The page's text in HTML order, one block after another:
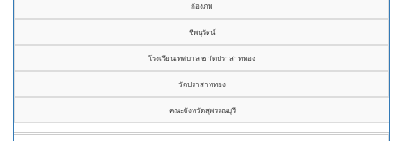
ก้องภพ
ชีพนุรัตน์
โรงเรียนเทศบาล ๒ วัดปราสาททอง
วัดปราสาททอง
คณะจังหวัดสุพรรณบุรี